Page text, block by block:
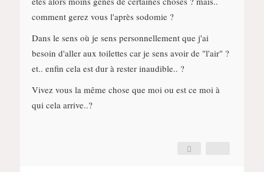
comment gerez vous l'après sodomie ?
Dans le sens où je sens personnellement que j'ai
besoin d'aller aux toilettes car je sens avoir de "l'air" ?
et.. enfin cela est dur à rester inaudible.. ?
Vivez vous la même chose que moi ou est ce moi à
qui cela arrive..?